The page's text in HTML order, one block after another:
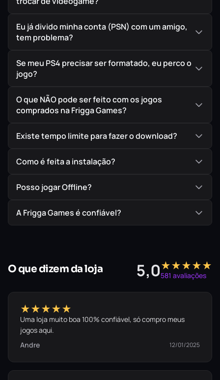
Uma transição direta da cozinha caótica do primeiro
🎮 Acessibilidade Total
Mecânicas simples de pegar, cortar e correr. O
de comunicação e paciência (ou a falta dela).
🌋 Geração de Conflitos
O design de fases sempre te coloca em
portais tornam a entrega de um simples prato um
O Cardápio da Confusão Inclui:
✓ Overcooked!(Jogo Base Completo)
✓ Overcooked! 2
aprender a usar os botões, é controlar o
Eu já divido minha conta (PSN) com um amigo,
tem problema?
Se meu PS4 precisar ser formatado, eu perco o
jogo?
O que NÃO pode ser feito com os jogos
comprados na Frigga Games?
Existe tempo limite para fazer o download?
Como é feita a instalação?
Posso jogar Offline?
A Frigga Games é confiável?
O que dizem da loja 5,0★★★★★
581 avaliações
★★★★★
Uma loja muito boa 100% confiável, só compro meus
jogos aqui.
Andre
12/01/2025